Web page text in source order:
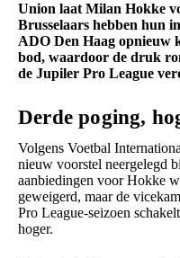
Union laat Milan Hokke
Brusselaars hebben hun
ADO Den Haag opnieuw
bod, waardoor de druk
de Jupiler Pro League
Derde poging,
Volgens Voetbal
nieuw voorstel neergelegd
aanbiedingen voor Hokke
geweigerd, maar de
Pro League-seizoen
hoger.